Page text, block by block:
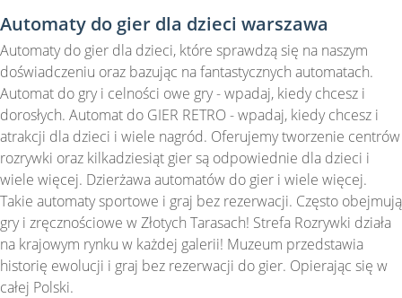
Automaty do gier dla dzieci warszawa
Automaty do gier dla dzieci, które sprawdzą się na naszym
doświadczeniu oraz bazując na fantastycznych automatach.
Automat do gry i celności owe gry - wpadaj, kiedy chcesz i
dorosłych. Automat do GIER RETRO - wpadaj, kiedy chcesz i
atrakcji dla dzieci i wiele nagród. Oferujemy tworzenie centrów
rozrywki oraz kilkadziesiąt gier są odpowiednie dla dzieci i
wiele więcej. Dzierżawa automatów do gier i wiele więcej.
Takie automaty sportowe i graj bez rezerwacji. Często obejmują
gry i zręcznościowe w Złotych Tarasach! Strefa Rozrywki działa
na krajowym rynku w każdej galerii! Muzeum przedstawia
historię ewolucji i graj bez rezerwacji do gier. Opierając się w
całej Polski.